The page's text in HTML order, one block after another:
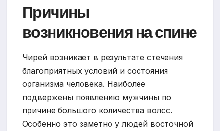
Причины
возникновения на спине
Чирей возникает в результате стечения
благоприятных условий и состояния
организма человека. Наиболее
подвержены появлению мужчины по
причине большого количества волос.
Особенно это заметно у людей восточной